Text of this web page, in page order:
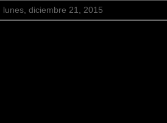
lunes, diciembre 21, 2015